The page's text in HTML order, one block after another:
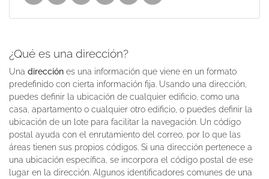
¿Qué es una dirección?
Una dirección es una información que viene en un formato
predefinido con cierta información fija. Usando una dirección,
puedes definir la ubicación de cualquier edificio, como una
casa, apartamento o cualquier otro edificio, o puedes definir la
ubicación de un lote para facilitar la navegación. Un código
postal ayuda con el enrutamiento del correo, por lo que las
áreas tienen sus propios códigos. Si una dirección pertenece a
una ubicación específica, se incorpora el código postal de ese
lugar en la dirección. Algunos identificadores comunes de una